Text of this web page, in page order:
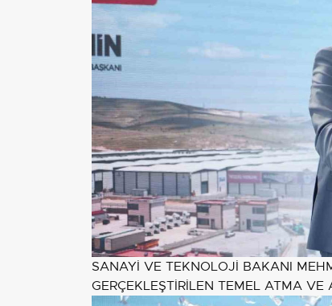
SANAYİ VE TEKNOLOJİ BAKANI
GERÇEKLEŞTİRİLEN TEMEL ATMA